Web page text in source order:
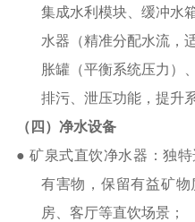
集成水利模块、缓冲水
水器（精准分配水流，
胀罐（平衡系统压力）
排污、泄压功能，提升
（四）净水设备
● 矿泉式直饮净水器：独
有害物，保留有益矿
房、客厅等直饮场景；